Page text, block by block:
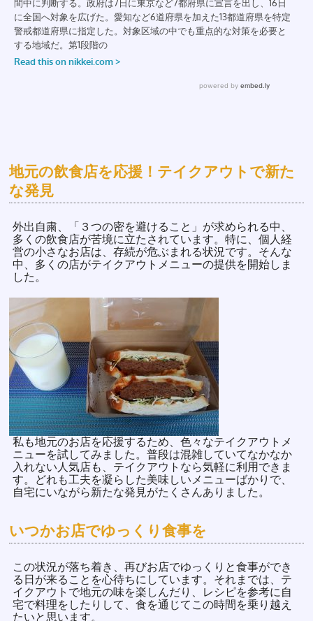
地元の飲食店を応援！テイクアウトで新た
な発見
外出自粛、「３つの密を避けること」が求められる中、
多くの飲食店が苦境に立たされています。特に、個人経
営の小さなお店は、存続が危ぶまれる状況です。そんな
中、多くの店がテイクアウトメニューの提供を開始しま
した。
私も地元のお店を応援するため、色々なテイクアウトメ
ニューを試してみました。普段は混雑していてなかなか
入れない人気店も、テイクアウトなら気軽に利用できま
す。どれも工夫を凝らした美味しいメニューばかりで、
自宅にいながら新たな発見がたくさんありました。
いつかお店でゆっくり食事を
この状況が落ち着き、再びお店でゆっくりと食事ができ
る日が来ることを心待ちにしています。それまでは、テ
イクアウトで地元の味を楽しんだり、レシピを参考に自
宅で料理をしたりして、食を通じてこの時間を乗り越え
たいと思います。